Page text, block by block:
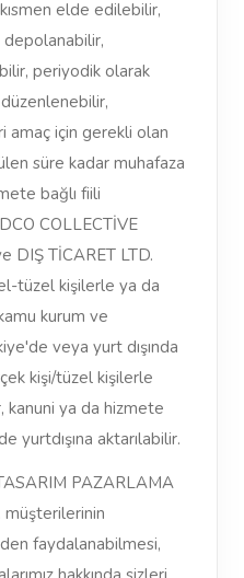
elde edilebilir,
periyodik olarak
amaç için gerekli olan
süre kadar muhafaza
bağlı fiili
COLLECTİVE
DIŞ TİCARET LTD.
tüzel kişilerle ya da
kurum ve
veya yurt dışında
kişi/tüzel kişilerle
kanuni ya da hizmete
yurtdışına aktarılabilir.
PAZARLAMA
müşterilerinin
faydalanabilmesi,